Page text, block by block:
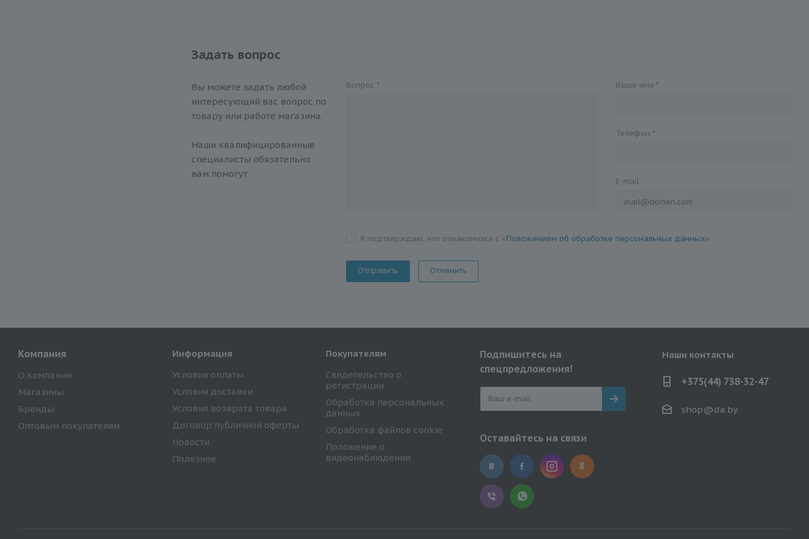
Задать вопрос
Вы можете задать любой
интересующий вас вопрос по
товару или работе магазина.
Наши квалифицированные
специалисты обязательно
вам помогут.
Вопрос * Ваше имя*
Телефон*
E-mail
Я подтверждаю, что ознакомился с «Положением об обработке персональных данных»
Отменить
Компания
О компании
Магазины
Бренды
Оптовым покупателям
Информация
Условия оплаты
Условия доставки
Условия возврата товара
Договор публичной оферты
Новости
Полезное
Покупателям
Свидетельство о
регистрации
Обработка персональных
данных
Обработка файлов cookie
Положение о
видеонаблюдении
Подпишитесь на
спецпредложения!
Оставайтесь на связи
Наши контакты
+375(44) 738-32-47
shop@da.by